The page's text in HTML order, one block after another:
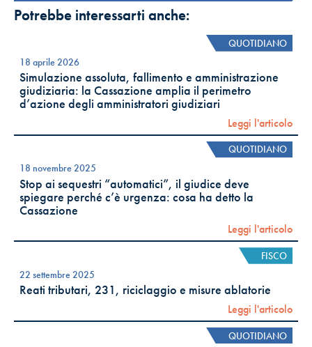
Potrebbe interessarti anche:
QUOTIDIANO
18 aprile 2026
Simulazione assoluta, fallimento e amministrazione
giudiziaria: la Cassazione amplia il perimetro
d’azione degli amministratori giudiziari
Leggi l'articolo
QUOTIDIANO
18 novembre 2025
Stop ai sequestri “automatici”, il giudice deve
spiegare perché c’è urgenza: cosa ha detto la
Cassazione
Leggi l'articolo
FISCO
22 settembre 2025
Reati tributari, 231, riciclaggio e misure ablatorie
Leggi l'articolo
QUOTIDIANO